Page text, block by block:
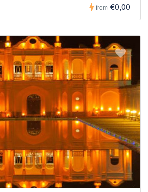
from €0,00